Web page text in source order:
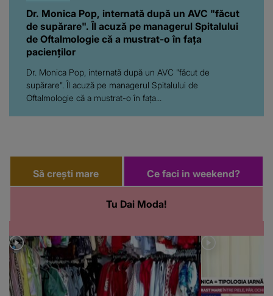
Dr. Monica Pop, internată după un AVC "făcut
de supărare". Îl acuză pe managerul Spitalului
de Oftalmologie că a mustrat-o în fața
pacienților
Dr. Monica Pop, internată după un AVC "făcut de
supărare". Îl acuză pe managerul Spitalului de
Oftalmologie că a mustrat-o în fața...
Să crești mare
Tu Dai Moda!
Ce faci in weekend?